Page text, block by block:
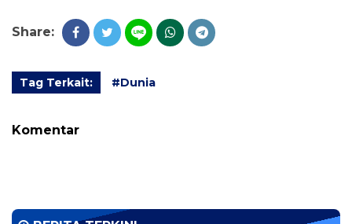
Share:
Tag Terkait: #Dunia
Komentar